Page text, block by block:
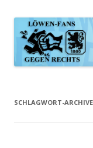
SCHLAGWORT-